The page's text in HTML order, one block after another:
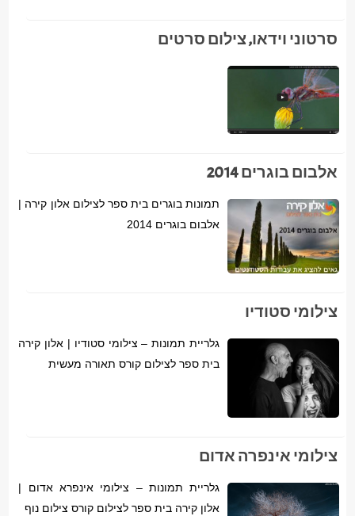
סרטוני וידאו, צילום סרטים
אלבום בוגרים 2014
תמונות בוגרים בית ספר לצילום אלון קירה |
אלבום בוגרים 2014
צילומי סטודיו
גלריית תמונות – צילומי סטודיו | אלון קירה
בית ספר לצילום קורס תאורה מעשית
צילומי אינפרה אדום
גלריית תמונות – צילומי אינפרא אדום |
אלון קירה בית ספר לצילום קורס צילום נוף